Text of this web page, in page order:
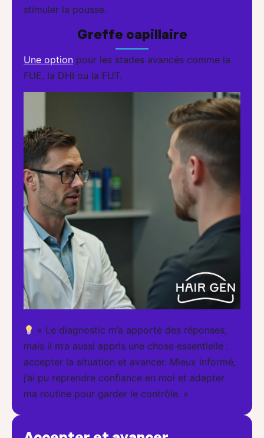
stimuler la pousse.
Greffe capillaire
Une option pour les stades avancés comme la
FUE, la DHI ou la FUT.
« Le diagnostic m’a apporté des réponses,
mais il m’a aussi appris une chose essentielle :
accepter la situation et avancer. Mieux informé,
j’ai pu reprendre confiance en moi et adapter
ma routine pour garder le contrôle. »